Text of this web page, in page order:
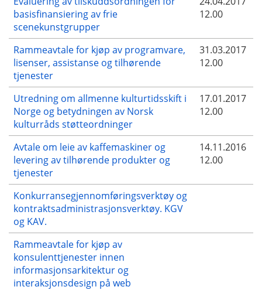
basisfinansiering av frie
scenekunstgrupper
12.00
Rammeavtale for kjøp av programvare,
lisenser, assistanse og tilhørende
tjenester
31.03.2017
12.00
Utredning om allmenne kulturtidsskift i
Norge og betydningen av Norsk
kulturråds støtteordninger
17.01.2017
12.00
Avtale om leie av kaffemaskiner og
levering av tilhørende produkter og
tjenester
14.11.2016
12.00
Konkurransegjennomføringsverktøy og
kontraktsadministrasjonsverktøy. KGV
og KAV.
Rammeavtale for kjøp av
konsulenttjenester innen
informasjonsarkitektur og
interaksjonsdesign på web